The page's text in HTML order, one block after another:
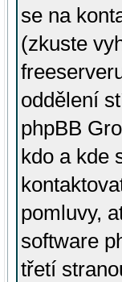
se na
(zkuste
oddělení
phpBB
kdo a kde
pomluvy,
software
třetí